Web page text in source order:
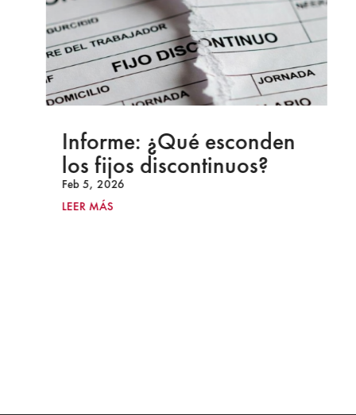
Informe: ¿Qué esconden
los fijos discontinuos?
Feb 5, 2026
LEER MÁS